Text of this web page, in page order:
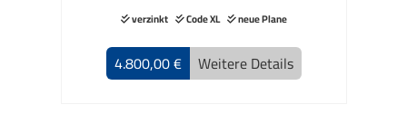
verzinkt Code XL neue Plane
4.800,00 € Weitere Details